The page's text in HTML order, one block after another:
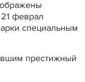
феврал
специальным
престижный